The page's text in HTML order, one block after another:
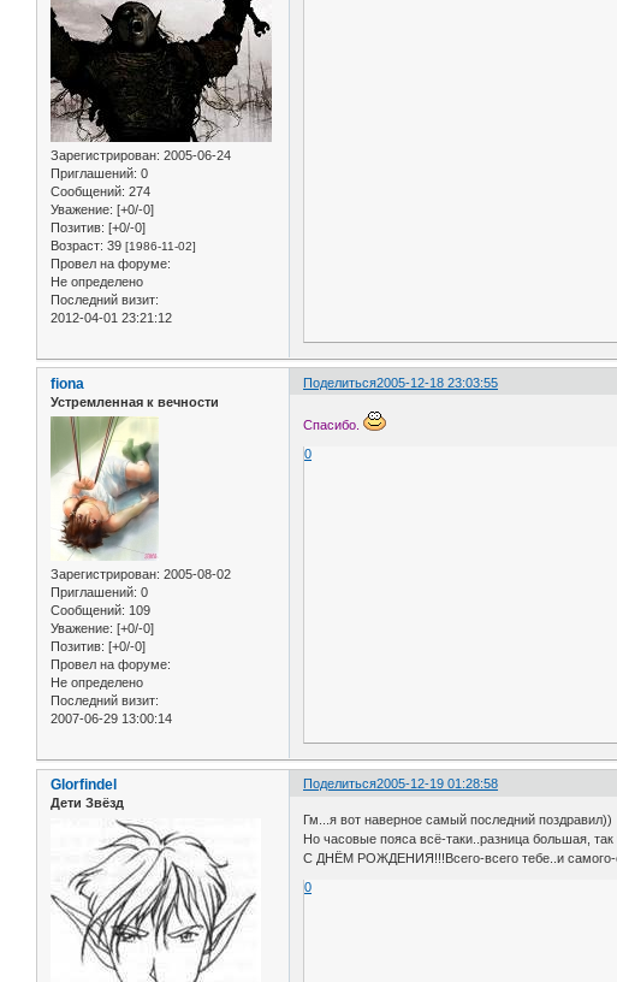
Зарегистрирован: 2005-06-24
Приглашений: 0
Сообщений: 274
Уважение: [+0/-0]
Позитив: [+0/-0]
Возраст: 39 [1986-11-02]
Провел на форуме:
Не определено
Последний визит:
2012-04-01 23:21:12
Поделиться2005-12-18 23:03:55
fiona
Устремленная к вечности
Зарегистрирован: 2005-08-02
Приглашений: 0
Сообщений: 109
Уважение: [+0/-0]
Позитив: [+0/-0]
Провел на форуме:
Не определено
Последний визит:
2007-06-29 13:00:14
Спасибо.
0
Поделиться2005-12-19 01:28:58
Glorfindel
Дети Звёзд
Гм...я вот наверное самый последний поздравил))
Но часовые пояса всё-таки..разница большая,
С ДНЁМ РОЖДЕНИЯ!!!Всего-всего тебе..и самого-
0